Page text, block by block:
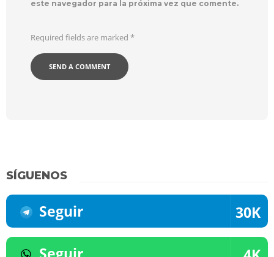
este navegador para la próxima vez que comente.
Required fields are marked *
SÍGUENOS
Seguir 30K
Seguir